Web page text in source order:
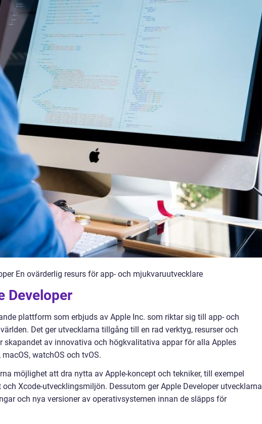
En ovärderlig resurs för app- och mjukvaruutvecklare
Developer
plattform som erbjuds av Apple Inc. som riktar sig till app- och
Det ger utvecklarna tillgång till en rad verktyg, resurser och
av innovativa och högkvalitativa appar för alla Apples
watchOS och tvOS.
möjlighet att dra nytta av Apple-koncept och tekniker, till exempel
Xcode-utvecklingsmiljön. Dessutom ger Apple Developer utvecklarna
och nya versioner av operativsystemen innan de släpps för